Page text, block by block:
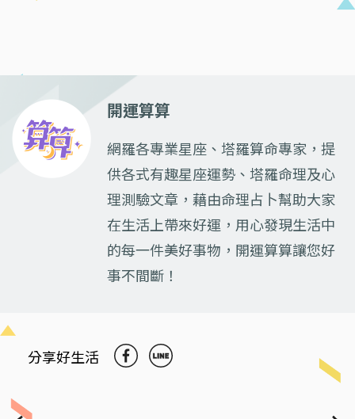
開運算算
網羅各專業星座、塔羅算命專家，提
供各式有趣星座運勢、塔羅命理及心
理測驗文章，藉由命理占卜幫助大家
在生活上帶來好運，用心發現生活中
的每一件美好事物，開運算算讓您好
事不間斷！
分享好生活